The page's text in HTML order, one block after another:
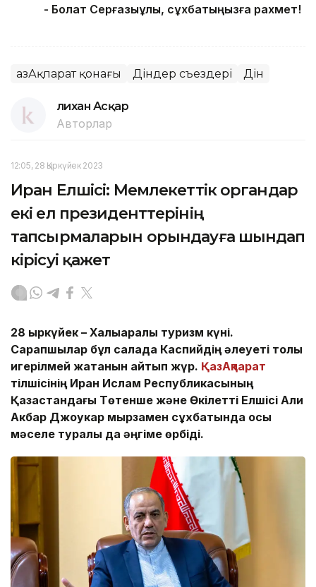
- Болат Серғазыұлы, сұхбатыңызға рахмет!
ҚазАқпарат қонағы Діндер съездері Дін
Әлихан Асқар
Авторлар
12:05, 28 Қыркүйек 2023
Иран Елшісі: Мемлекеттік органдар
екі ел президенттерінің
тапсырмаларын орындауға шындап
кірісуі қажет
28 қыркүйек – Халықаралық туризм күні.
Сарапшылар бұл салада Каспийдің әлеуеті толық
игерілмей жатқанын айтып жүр. ҚазАқпарат
тілшісінің Иран Ислам Республикасының
Қазақстандағы Төтенше және Өкілетті Елшісі Али
Акбар Джоукар мырзамен сұхбатында осы
мәселе туралы да әңгіме өрбіді.